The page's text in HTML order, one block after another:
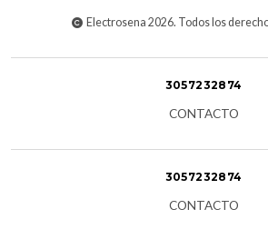
Electrosena 2026. Todos los
3057232874
CONTACTO
3057232874
CONTACTO